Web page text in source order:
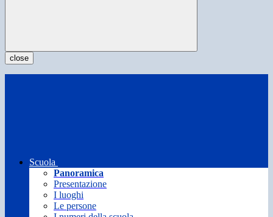
close
Scuola
Panoramica
Presentazione
I luoghi
Le persone